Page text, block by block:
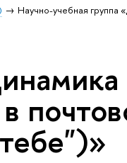
Научно-учебная группа